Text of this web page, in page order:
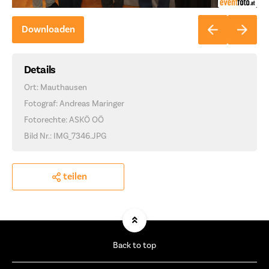
Downloaden
Details
Ort: Mauthausen
Fotograf: Andreas Maringer
Fotorechte: ASKÖ OÖ
Bild Nr.: IMG_7346.JPG
teilen
Back to top